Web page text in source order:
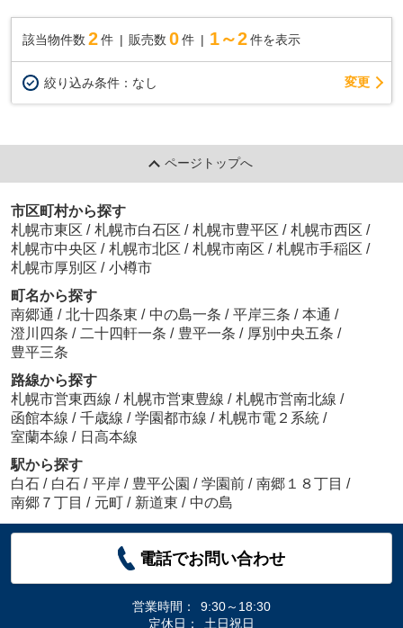
該当物件数 2件 販売数 0 件 1～2 件を表示
絞り込み条件： なし 変更
ページトップへ
市区町村から探す
札幌市東区 / 札幌市白石区 / 札幌市豊平区 / 札幌市西区 /
札幌市中央区 / 札幌市北区 / 札幌市南区 / 札幌市手稲区 /
札幌市厚別区 / 小樽市
町名から探す
南郷通 / 北十四条東 / 中の島一条 / 平岸三条 / 本通 /
澄川四条 / 二十四軒一条 / 豊平一条 / 厚別中央五条 /
豊平三条
路線から探す
札幌市営東西線 / 札幌市営東豊線 / 札幌市営南北線 /
函館本線 / 千歳線 / 学園都市線 / 札幌市電２系統 /
室蘭本線 / 日高本線
駅から探す
白石 / 白石 / 平岸 / 豊平公園 / 学園前 / 南郷１８丁目 /
南郷７丁目 / 元町 / 新道東 / 中の島
電話でお問い合わせ
営業時間：
9:30～18:30
定休日：
土日祝日